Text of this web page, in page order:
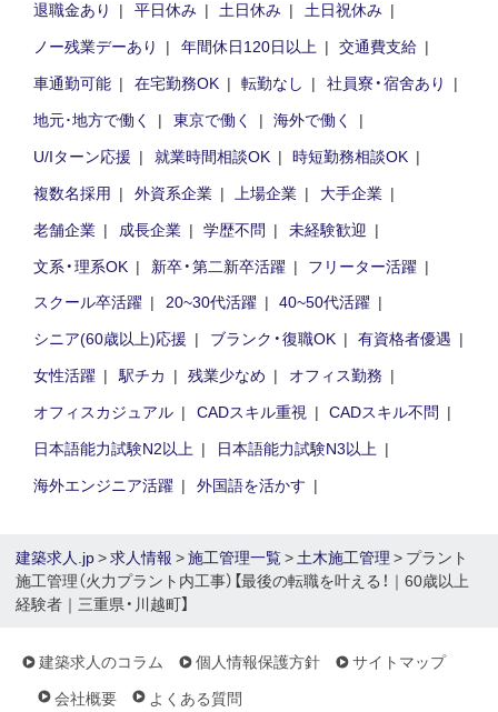
退職金あり
平日休み 土日休み
土日祝休み
ノー残業デーあり
年間休日120日以上
交通費支給
車通勤可能
在宅勤務OK 転勤なし
社員寮・宿舍あり
地元･地方で働く
東京で働く
海外で働く
U/Iターン応援
就業時間相談OK
時短勤務相談OK
複数名採用
外資系企業 上場企業
大手企業
老舗企業
成長企業 学歴不問
未経験歓迎
文系・理系OK
新卒・第二新卒活躍
フリーター活躍
スクール卒活躍
20~30代活躍
40~50代活躍
シニア(60歳以上)応援
ブランク・復職OK
有資格者優遇
女性活躍
駅チカ 残業少なめ
オフィス勤務
オフィスカジュアル
CADスキル重視
CADスキル不問
日本語能力試験N2以上
日本語能力試験N3以上
海外エンジニア活躍
外国語を活かす
建築求人.jp>求人情報 >施工管理一覧>土木施工管理 > プラント
施工管理（火力プラント内工事）【最後の転職を叶える！｜60歳以上
経験者｜三重県・川越町】
建築求人のコラム 個人情報保護方針
サイトマップ
会社概要
よくある質問